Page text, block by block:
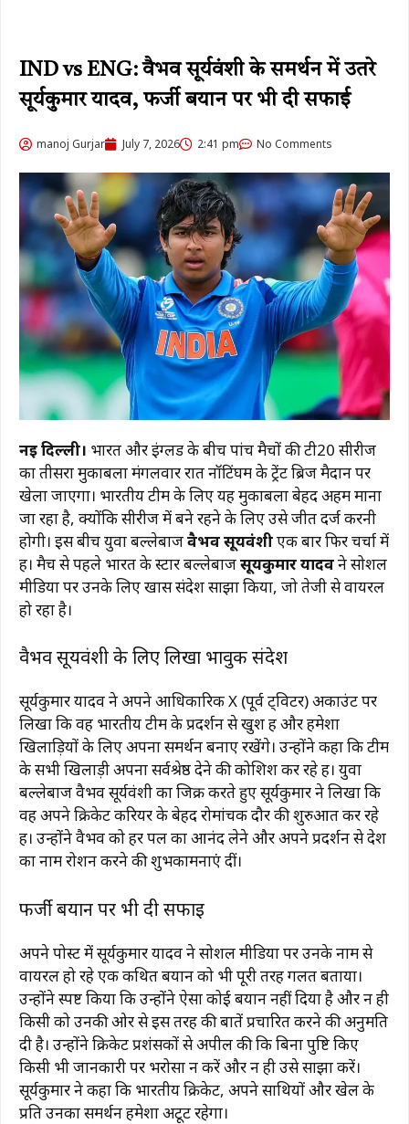
IND vs ENG: वैभव सूर्यवंशी के समर्थन में उतरे
सूर्यकुमार यादव, फर्जी बयान पर भी दी सफाई
manoj Gurjar July 7, 2026 2:41 pm No Comments
नई दिल्ली। भारत और इंग्लैंड के बीच पांच मैचों की टी20 सीरीज
का तीसरा मुकाबला मंगलवार रात नॉटिंघम के ट्रेंट ब्रिज मैदान पर
खेला जाएगा। भारतीय टीम के लिए यह मुकाबला बेहद अहम माना
जा रहा है, क्योंकि सीरीज में बने रहने के लिए उसे जीत दर्ज करनी
होगी। इस बीच युवा बल्लेबाजवैभव सूर्यवंशीएक बार फिर चर्चा में
हैं। मैच से पहले भारत के स्टार बल्लेबाजसूर्यकुमार यादवने सोशल
मीडिया पर उनके लिए खास संदेश साझा किया, जो तेजी से वायरल
हो रहा है।
वैभव सूर्यवंशी के लिए लिखा भावुक संदेश
सूर्यकुमार यादव ने अपने आधिकारिक X (पूर्व ट्विटर) अकाउंट पर
लिखा कि वह भारतीय टीम के प्रदर्शन से खुश हैं और हमेशा
खिलाड़ियों के लिए अपना समर्थन बनाए रखेंगे। उन्होंने कहा कि टीम
के सभी खिलाड़ी अपना सर्वश्रेष्ठ देने की कोशिश कर रहे हैं। युवा
बल्लेबाज वैभव सूर्यवंशी का जिक्र करते हुए सूर्यकुमार ने लिखा कि
वह अपने क्रिकेट करियर के बेहद रोमांचक दौर की शुरुआत कर रहे
हैं। उन्होंने वैभव को हर पल का आनंद लेने और अपने प्रदर्शन से देश
का नाम रोशन करने की शुभकामनाएं दीं।
फर्जी बयान पर भी दी सफाई
अपने पोस्ट में सूर्यकुमार यादव ने सोशल मीडिया पर उनके नाम से
वायरल हो रहे एक कथित बयान को भी पूरी तरह गलत बताया।
उन्होंने स्पष्ट किया कि उन्होंने ऐसा कोई बयान नहीं दिया है और न ही
किसी को उनकी ओर से इस तरह की बातें प्रचारित करने की अनुमति
दी है। उन्होंने क्रिकेट प्रशंसकों से अपील की कि बिना पुष्टि किए
किसी भी जानकारी पर भरोसा न करें और न ही उसे साझा करें।
सूर्यकुमार ने कहा कि भारतीय क्रिकेट, अपने साथियों और खेल के
प्रति उनका समर्थन हमेशा अटूट रहेगा।